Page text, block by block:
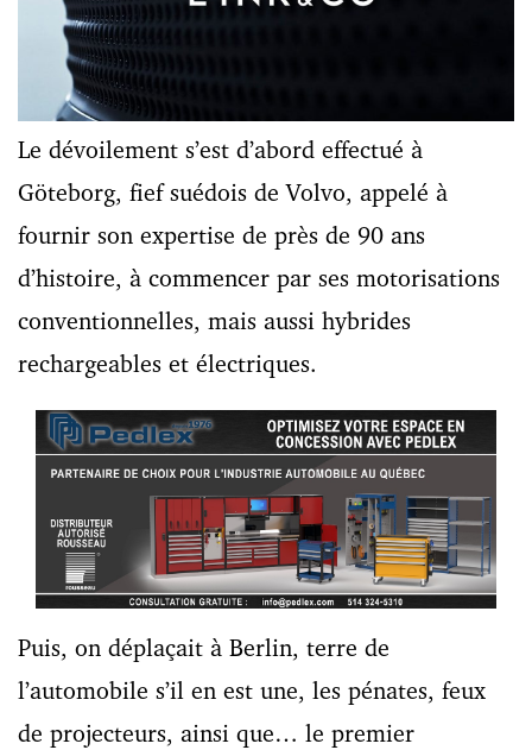
Le dévoilement s’est d’abord effectué à
Göteborg, fief suédois de Volvo, appelé à
fournir son expertise de près de 90 ans
d’histoire, à commencer par ses motorisations
conventionnelles, mais aussi hybrides
rechargeables et électriques.
Puis, on déplaçait à Berlin, terre de
l’automobile s’il en est une, les pénates, feux
de projecteurs, ainsi que… le premier